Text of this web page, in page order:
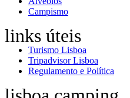
Campismo
links úteis
Turismo Lisboa
Tripadvisor Lisboa
Regulamento e Política